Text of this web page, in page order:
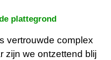
plattegrond
vertrouwde complex
zijn we ontzettend blij